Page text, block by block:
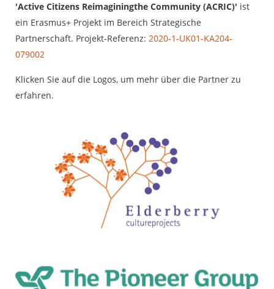
'Active Citizens Reimaginingthe Community (ACRIC)' ist
ein Erasmus+ Projekt im Bereich Strategische
Partnerschaft. Projekt-Referenz: 2020-1-UK01-KA204-
079002
Klicken Sie auf die Logos, um mehr über die Partner zu
erfahren.